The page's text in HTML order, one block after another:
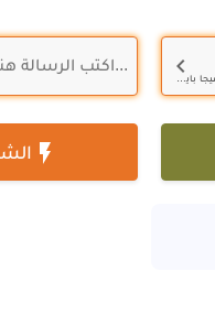
حجم الملف يجب أن يكون بين 100 كيلو بايت - 10 ميجا بايت. صيغة JPG أو PNG فقط

